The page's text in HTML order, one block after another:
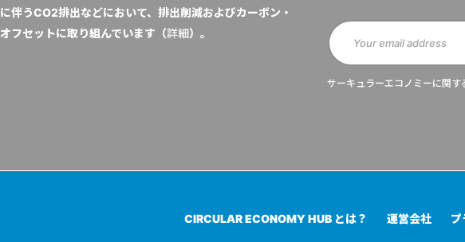
に伴うCO2排出などにおいて、排出削減およびカーボン・
オフセットに取り組んでいます（詳細）。
サーキュラーエコノミーに関す
CIRCULAR ECONOMY HUB とは？ 運営会社 プ